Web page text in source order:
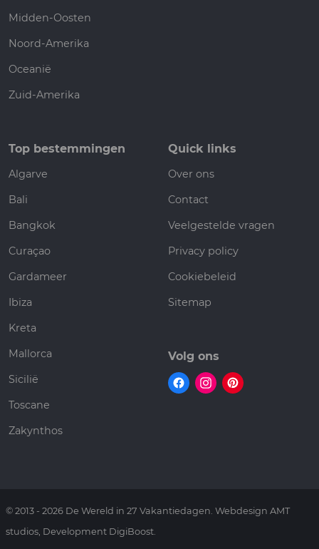
Midden-Oosten
Noord-Amerika
Oceanië
Zuid-Amerika
Top bestemmingen
Algarve
Bali
Bangkok
Curaçao
Gardameer
Ibiza
Kreta
Mallorca
Sicilië
Toscane
Zakynthos
Quick links
Over ons
Contact
Veelgestelde vragen
Privacy policy
Cookiebeleid
Sitemap
Volg ons
© 2013 - 2026 De Wereld in 27 Vakantiedagen. Webdesign AMT
studios, Development DigiBoost.